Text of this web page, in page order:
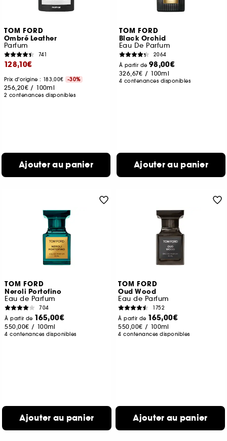
TOM FORD
Ombré Leather
Parfum
741
128,10€
Prix d'origine : 183,00€ -30%
256,20€ / 100ml
2 contenances disponibles
Ajouter au panier
TOM FORD
Black Orchid
Eau De Parfum
2064
À partir de 98,00€
326,67€ / 100ml
4 contenances disponibles
Ajouter au panier
TOM FORD
Neroli Portofino
Eau de Parfum
704
À partir de 165,00€
550,00€ / 100ml
4 contenances disponibles
Ajouter au panier
TOM FORD
Oud Wood
Eau de Parfum
1752
À partir de 165,00€
550,00€ / 100ml
4 contenances disponibles
Ajouter au panier